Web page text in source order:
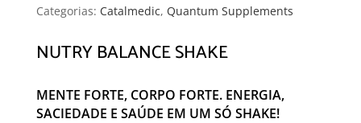
Categorias: Catalmedic, Quantum Supplements
NUTRY BALANCE SHAKE
MENTE FORTE, CORPO FORTE. ENERGIA,
SACIEDADE E SAÚDE EM UM SÓ SHAKE!